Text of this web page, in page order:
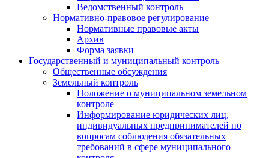
Ведомственный контроль
Нормативно-правовое регулирование
Нормативные правовые акты
Архив
Форма заявки
Государственный и муниципальный контроль
Общественные обсуждения
Земельный контроль
Положение о муниципальном земельном
контроле
Информирование юридических лиц,
индивидуальных предпринимателей по
вопросам соблюдения обязательных
требований в сфере муниципального